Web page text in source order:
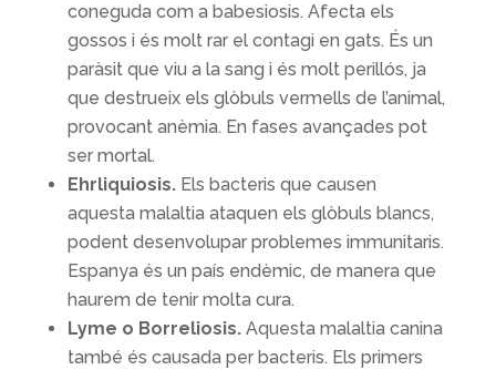
coneguda com a babesiosis. Afecta els
gossos i és molt rar el contagi en gats. És un
paràsit que viu a la sang i és molt perillós, ja
que destrueix els glòbuls vermells de l’animal,
provocant anèmia. En fases avançades pot
ser mortal.
Ehrliquiosis. Els bacteris que causen
aquesta malaltia ataquen els glòbuls blancs,
podent desenvolupar problemes immunitaris.
Espanya és un país endèmic, de manera que
haurem de tenir molta cura.
Lyme o Borreliosis. Aquesta malaltia canina
també és causada per bacteris. Els primers